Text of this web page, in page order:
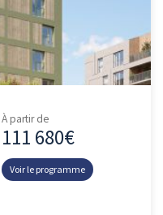
À partir de
111 680€
Voir le programme